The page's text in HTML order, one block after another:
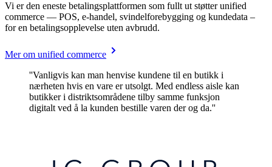
Vi er den eneste betalingsplattformen som fullt ut støtter unified
commerce — POS, e-handel, svindelforebygging og kundedata –
for en betalingsopplevelse uten avbrudd.
Mer om unified commerce
''Vanligvis kan man henvise kundene til en butikk i
nærheten hvis en vare er utsolgt. Med endless aisle kan
butikker i distriktsområdene tilby samme funksjon
digitalt ved å la kunden bestille varen der og da.''